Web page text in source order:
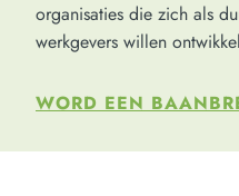
organisaties die zich als
werkgevers willen
WORD EEN